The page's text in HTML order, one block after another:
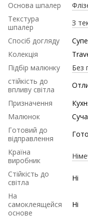
Основа шпалер
Текстура
шпалер
З
Спосіб догляду
Колекція
Підбір малюнку
Без
стійкість до
впливу світла
Призначення
Малюнок
Готовий до
відправлення
Країна
виробник
Стійкість до
світла
Ні
На
самоклеящейся
основе
Ні